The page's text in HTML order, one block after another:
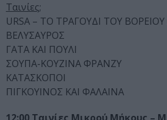
Ταινίες;
URSA – ΤΟ ΤΡΑΓΟΥΔΙ ΤΟΥ
ΒΕΛΥΣΑΥΡΟΣ
ΓΑΤΑ ΚΑΙ ΠΟΥΛΙ
ΣΟΥΠΑ-ΚΟΥΖΙΝΑ ΦΡΑΝΖΥ
ΚΑΤΑΣΚΟΠΟΙ
ΠΙΓΚΟΥΙΝΟΣ ΚΑΙ ΦΑΛΑΙΝΑ